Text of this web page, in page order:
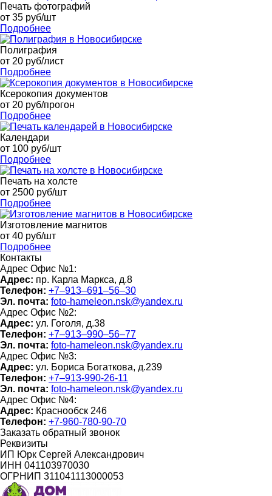
Печать фотографий
от 35 руб/шт
Подробнее
Полиграфия
от 20 руб/лист
Подробнее
Ксерокопия документов
от 20 руб/прогон
Подробнее
Календари
от 100 руб/шт
Подробнее
Печать на холсте
от 2500 руб/шт
Подробнее
Изготовление магнитов
от 40 руб/шт
Подробнее
Контакты
Адрес Офис №1:
Адрес: пр. Карла Маркса, д.8
Телефон: +7‒913‒691‒56‒30
Эл. почта: foto-hameleon.nsk@yandex.ru
Адрес Офис №2:
Адрес: ул. Гоголя, д.38
Телефон: +7‒913‒990‒56‒77
Эл. почта: foto-hameleon.nsk@yandex.ru
Адрес Офис №3:
Адрес: ул. Бориса Богаткова, д.239
Телефон: +7‒913-990-26-11
Эл. почта: foto-hameleon.nsk@yandex.ru
Адрес Офис №4:
Адрес: Краснообск 246
Телефон: +7-960-780-90-70
Заказать обратный звонок
Реквизиты
ИП Юрк Сергей Александрович
ИНН 041103970030
ОГРНИП 311041113000053